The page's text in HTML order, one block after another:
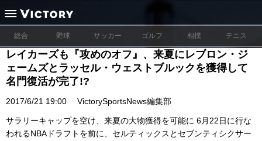
総合 野球 サッカー ゴルフ 相撲 テニス
レイカーズも『攻めのオフ』、来夏にレブロン・ジ
ェームズとラッセル・ウェストブルックを獲得して
名門復活が完了!?
2017/6/21 19:00 VictorySportsNews編集部
サラリーキャップを空け、来夏の大物獲得を可能に 6月22日に行な
われるNBAドラフトを前に、セルティックスとセブンティシクサー